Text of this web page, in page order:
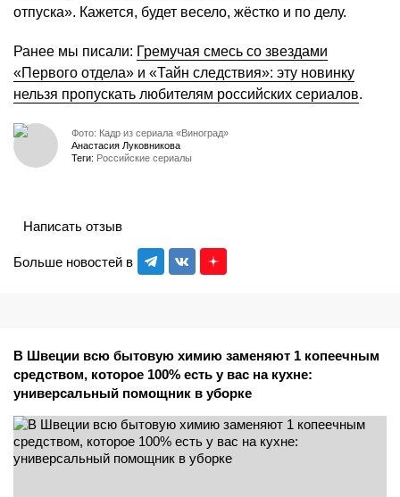
отпуска». Кажется, будет весело, жёстко и по делу.
Ранее мы писали: Гремучая смесь со звездами
«Первого отдела» и «Тайн следствия»: эту новинку
нельзя пропускать любителям российских сериалов.
Фото: Кадр из сериала «Виноград»
Анастасия Луковникова
Теги: Российские сериалы
Больше новостей в
Написать отзыв
В Швеции всю бытовую химию заменяют 1 копеечным
средством, которое 100% есть у вас на кухне:
универсальный помощник в уборке